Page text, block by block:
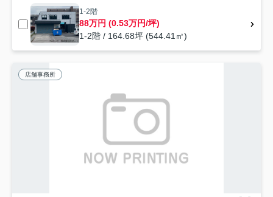
1-2階
88万円 (0.53万円/坪)
1-2階 / 164.68坪 (544.41㎡)
店舗事務所